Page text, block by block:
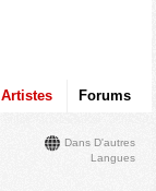
Artistes Forums
Dans D'autres
Langues